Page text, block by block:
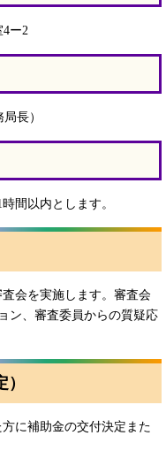
ー2
長）
間以内とします。
会を実施します。審査会
ン、審査委員からの質疑応
に補助金の交付決定また